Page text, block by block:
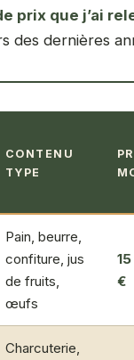
prix que j’ai
des dernières
CONTENU
TYPE
Pain, beurre,
confiture, jus
de fruits,
œufs
€
Charcuterie,